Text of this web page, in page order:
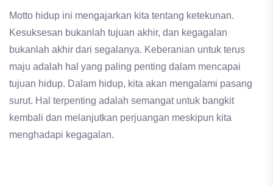
Motto hidup ini mengajarkan kita tentang ketekunan.
Kesuksesan bukanlah tujuan akhir, dan kegagalan
bukanlah akhir dari segalanya. Keberanian untuk terus
maju adalah hal yang paling penting dalam mencapai
tujuan hidup. Dalam hidup, kita akan mengalami pasang
surut. Hal terpenting adalah semangat untuk bangkit
kembali dan melanjutkan perjuangan meskipun kita
menghadapi kegagalan.